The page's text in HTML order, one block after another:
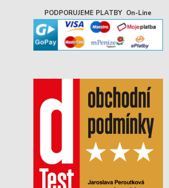
PODPORUJEME PLATBY On-Line